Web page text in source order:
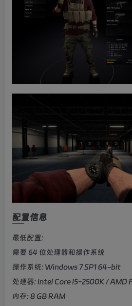
配置信息
最低配置:
需要 64 位处理器和操作系统
操作系统: Windows 7 SP1 64-bit
处理器: Intel Core i5-2500K / AMD
内存: 8 GB RAM